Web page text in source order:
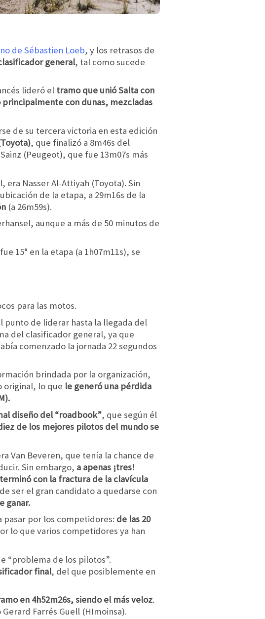
de Sébastien Loeb, y los retrasos de
general, tal como sucede
lideró el tramo que unió Salta con
con dunas, mezcladas
de su tercera victoria en esta edición
, que finalizó a 8m46s del
(Peugeot), que fue 13m07s más
Nasser Al-Attiyah (Toyota). Sin
de la etapa, a 29m16s de la
(a 26m59s).
aunque a más de 50 minutos de
15° en la etapa (a 1h07m11s), se
para las motos.
punto de liderar hasta la llegada del
del clasificador general, ya que
comenzado la jornada 22 segundos
brindada por la organización,
original, lo que le generó una pérdida
diseño del “roadbook”, que según él
de los mejores pilotos del mundo se
Van Beveren, que tenía la chance de
Sin embargo, a apenas ¡tres!
con la fractura de la clavícula
ser el gran candidato a quedarse con
ganar.
pasar por los competidores: de las 20
lo que varios competidores ya han
“problema de los pilotos”.
final, del que posiblemente en
en 4h52m26s, siendo el más veloz.
Farrés Guell (HImoinsa).